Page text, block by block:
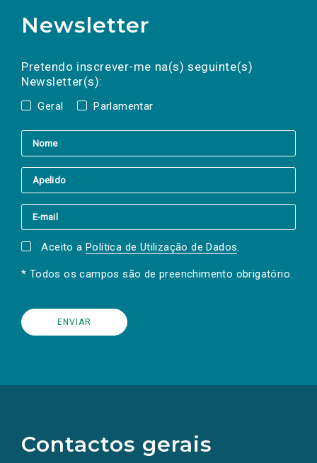
Newsletter
Pretendo inscrever-me na(s) seguinte(s)
Newsletter(s):
Geral Parlamentar
a(s) newsletter(s).
mail
Aceito a Política de Utilização de Dados.
* Todos os campos são de preenchimento obrigatório.
Contactos gerais
redes
sociais